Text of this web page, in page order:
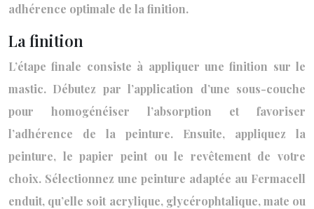
adhérence optimale de la finition.
La finition
L’étape finale consiste à appliquer une finition sur le
mastic. Débutez par l’application d’une sous-couche
pour homogénéiser l’absorption et favoriser
l’adhérence de la peinture. Ensuite, appliquez la
peinture, le papier peint ou le revêtement de votre
choix. Sélectionnez une peinture adaptée au Fermacell
enduit, qu’elle soit acrylique, glycérophtalique, mate ou